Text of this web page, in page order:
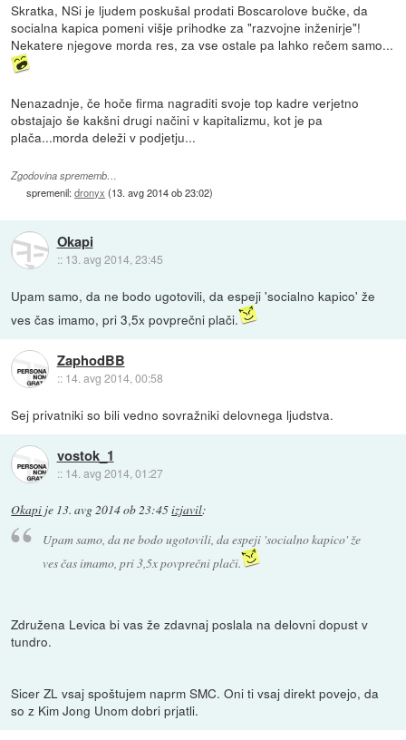
Skratka, NSi je ljudem poskušal prodati Boscarolove bučke, da
socialna kapica pomeni višje prihodke za "razvojne inženirje"!
Nekatere njegove morda res, za vse ostale pa lahko rečem samo...
Nenazadnje, če hoče firma nagraditi svoje top kadre verjetno
obstajajo še kakšni drugi načini v kapitalizmu, kot je pa
plača...morda deleži v podjetju...
Zgodovina sprememb…
spremenil:dronyx (13. avg 2014 ob 23:02)
Okapi
:: 13. avg 2014, 23:45
Upam samo, da ne bodo ugotovili, da espeji 'socialno kapico' že
ves čas imamo, pri 3,5x povprečni plači.
ZaphodBB
:: 14. avg 2014, 00:58
Sej privatniki so bili vedno sovražniki delovnega ljudstva.
vostok_1
:: 14. avg 2014, 01:27
Okapi je 13. avg 2014 ob 23:45izjavil:
Upam samo, da ne bodo ugotovili, da espeji 'socialno kapico' že
ves čas imamo, pri 3,5x povprečni plači.
Združena Levica bi vas že zdavnaj poslala na delovni dopust v
tundro.
Sicer ZL vsaj spoštujem naprm SMC. Oni ti vsaj direkt povejo, da
so z Kim Jong Unom dobri prjatli.